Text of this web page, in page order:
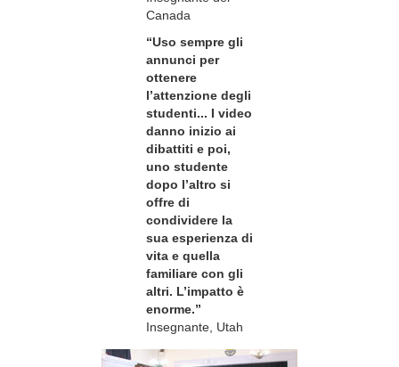
Canada
“Uso sempre gli
annunci per
ottenere
l’attenzione degli
studenti... I video
danno inizio ai
dibattiti e poi,
uno studente
dopo l’altro si
offre di
condividere la
sua esperienza di
vita e quella
familiare con gli
altri. L’impatto è
enorme.”
Insegnante, Utah